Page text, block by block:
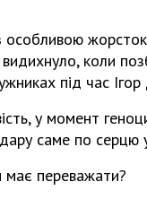
особливою
коли
під час
у момент
саме по серцю
має переважати?